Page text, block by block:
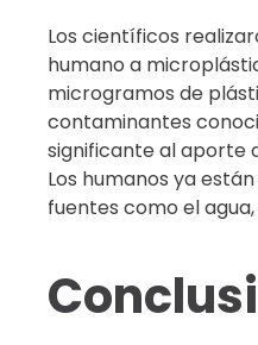
Los científicos
humano a
microgramos de
contaminantes
significante al aporte
Los humanos ya
fuentes como el